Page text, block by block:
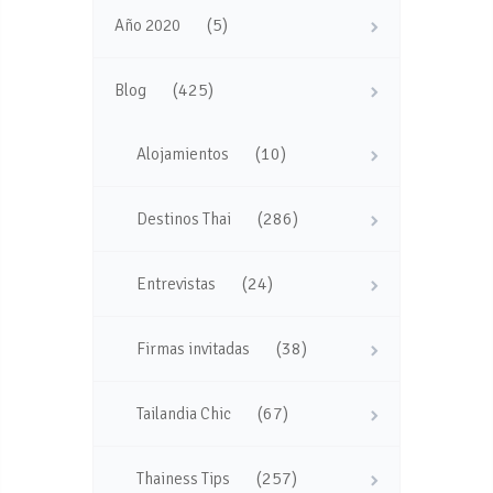
Año 2020 (5)
Blog (425)
Alojamientos (10)
Destinos Thai (286)
Entrevistas (24)
Firmas invitadas (38)
Tailandia Chic (67)
Thainess Tips (257)